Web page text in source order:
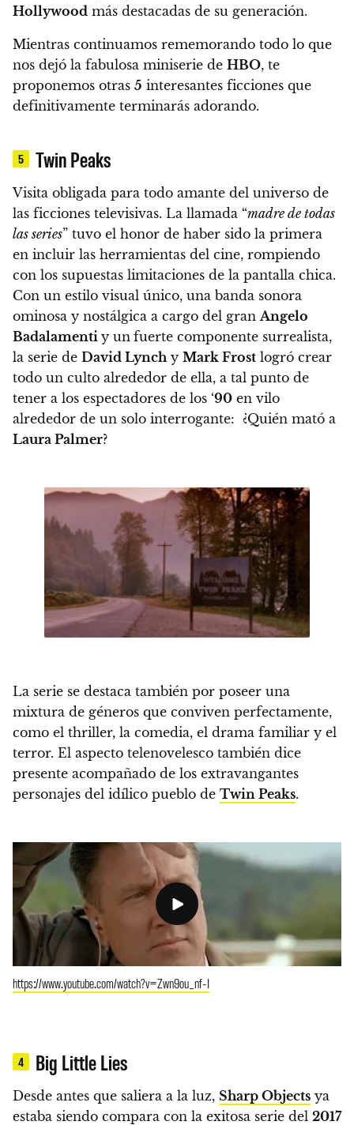
Hollywood más destacadas de su generación.
Mientras continuamos rememorando todo lo que
nos dejó la fabulosa miniserie de HBO, te
proponemos otras 5 interesantes ficciones que
definitivamente terminarás adorando.
5 Twin Peaks
Visita obligada para todo amante del universo de
las ficciones televisivas. La llamada “madre de todas
las series” tuvo el honor de haber sido la primera
en incluir las herramientas del cine, rompiendo
con los supuestas limitaciones de la pantalla chica.
Con un estilo visual único, una banda sonora
ominosa y nostálgica a cargo del granAngelo
Badalamenti y un fuerte componente surrealista,
la serie de David Lynchy Mark Frost logró crear
todo un culto alrededor de ella, a tal punto de
tener a los espectadores de los ‘90 en vilo
alrededor de un solo interrogante: ¿Quién mató a
Laura Palmer?
La serie se destaca también por poseer una
mixtura de géneros que conviven perfectamente,
como el thriller, la comedia, el drama familiar y el
terror. El aspecto telenovelesco también dice
presente acompañado de los extravangantes
personajes del idílico pueblo de Twin Peaks.
https://www.youtube.com/watch?v=Zwn9ou_nf-I
4 Big Little Lies
Desde antes que saliera a la luz, Sharp Objects ya
estaba siendo compara con la exitosa serie del 2017